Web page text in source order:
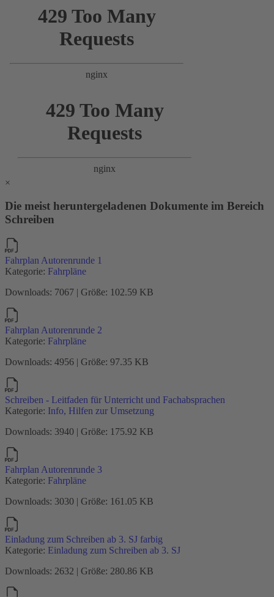
×
Die meist heruntergeladenen Dokumente im Bereich
Schreiben
Fahrplan Autorenrunde 1
Kategorie: Fahrpläne
Downloads: 7067 | Größe: 102.59 KB
Fahrplan Autorenrunde 2
Kategorie: Fahrpläne
Downloads: 4956 | Größe: 97.35 KB
Schreiben - Leitfaden für Unterricht und Fachabsprachen
Kategorie: Info, Hilfen zur Umsetzung
Downloads: 3940 | Größe: 175.92 KB
Fahrplan Autorenrunde 3
Kategorie: Fahrpläne
Downloads: 3030 | Größe: 161.05 KB
Einladung zum Schreiben ab 3. SJ farbig
Kategorie: Einladung zum Schreiben ab 3. SJ
Downloads: 2632 | Größe: 280.86 KB